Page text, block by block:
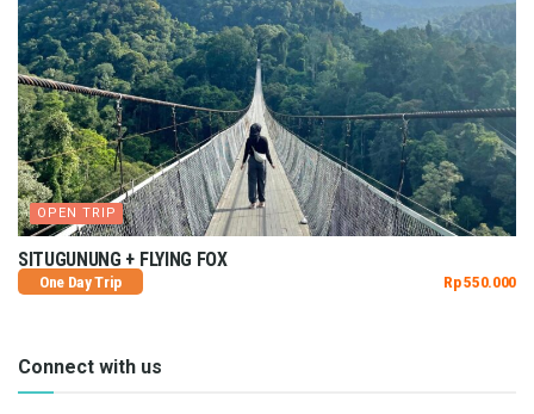
OPEN TRIP
SITUGUNUNG + FLYING FOX
One Day Trip Rp 550.000
Connect with us